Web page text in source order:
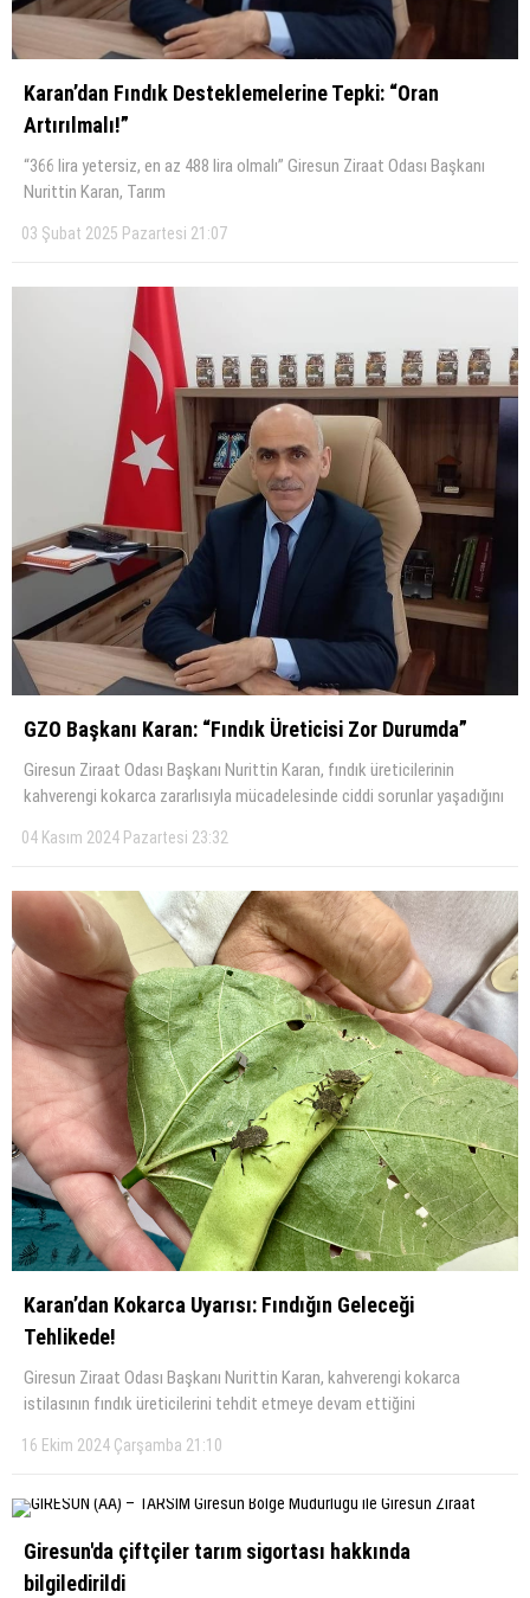
Karan’dan Fındık Desteklemelerine Tepki: “Oran
Artırılmalı!”
“366 lira yetersiz, en az 488 lira olmalı” Giresun Ziraat Odası Başkanı
Nurittin Karan, Tarım
03 Şubat 2025 Pazartesi 21:07
GZO Başkanı Karan: “Fındık Üreticisi Zor Durumda”
Giresun Ziraat Odası Başkanı Nurittin Karan, fındık üreticilerinin
kahverengi kokarca zararlısıyla mücadelesinde ciddi sorunlar yaşadığını
04 Kasım 2024 Pazartesi 23:32
Karan’dan Kokarca Uyarısı: Fındığın Geleceği
Tehlikede!
Giresun Ziraat Odası Başkanı Nurittin Karan, kahverengi kokarca
istilasının fındık üreticilerini tehdit etmeye devam ettiğini
16 Ekim 2024 Çarşamba 21:10
Giresun'da çiftçiler tarım sigortası hakkında
bilgiledirildi